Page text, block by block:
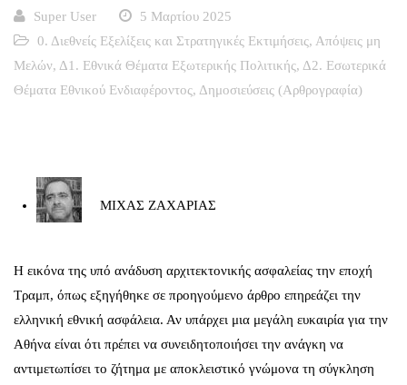
Super User
5 Μαρτίου 2025
0. Διεθνείς Εξελίξεις και Στρατηγικές Εκτιμήσεις, Απόψεις μη
Μελών, Δ1. Εθνικά Θέματα Εξωτερικής Πολιτικής, Δ2. Εσωτερικά
Θέματα Εθνικού Ενδιαφέροντος, Δημοσιεύσεις (Αρθρογραφία)
ΜΙΧΑΣ ΖΑΧΑΡΙΑΣ
Η εικόνα της υπό ανάδυση αρχιτεκτονικής ασφαλείας την εποχή
Τραμπ, όπως εξηγήθηκε σε προηγούμενο άρθρο επηρεάζει την
ελληνική εθνική ασφάλεια. Αν υπάρχει μια μεγάλη ευκαιρία για την
Αθήνα είναι ότι πρέπει να συνειδητοποιήσει την ανάγκη να
αντιμετωπίσει το ζήτημα με αποκλειστικό γνώμονα τη σύγκληση